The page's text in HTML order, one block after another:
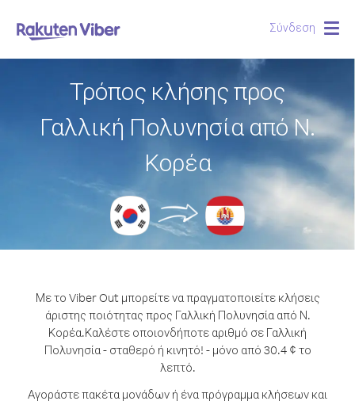
Σύνδεση
Τρόπος κλήσης προς
Γαλλική Πολυνησία από Ν.
Κορέα
Με το Viber Out μπορείτε να πραγματοποιείτε κλήσεις
άριστης ποιότητας προς Γαλλική Πολυνησία από Ν.
Κορέα.Καλέστε οποιονδήποτε αριθμό σε Γαλλική
Πολυνησία - σταθερό ή κινητό! - μόνο από 30.4 ¢ το
λεπτό.
Αγοράστε πακέτα μονάδων ή ένα πρόγραμμα κλήσεων και